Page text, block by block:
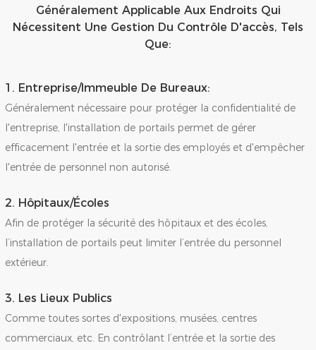
Généralement Applicable Aux Endroits Qui
Nécessitent Une Gestion Du Contrôle D'accès, Tels
Que:
1. Entreprise/immeuble De Bureaux:
Généralement nécessaire pour protéger la confidentialité de
l'entreprise, l'installation de portails permet de gérer
efficacement l'entrée et la sortie des employés et d'empêcher
l'entrée de personnel non autorisé.
2. Hôpitaux/écoles
Afin de protéger la sécurité des hôpitaux et des écoles,
l’installation de portails peut limiter l’entrée du personnel
extérieur.
3. Les Lieux Publics
Comme toutes sortes d'expositions, musées, centres
commerciaux, etc. En contrôlant l’entrée et la sortie des